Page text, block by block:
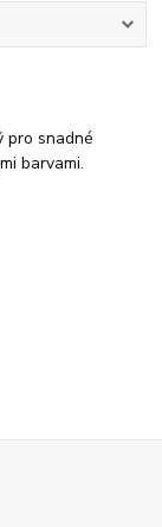
pro snadné
barvami.